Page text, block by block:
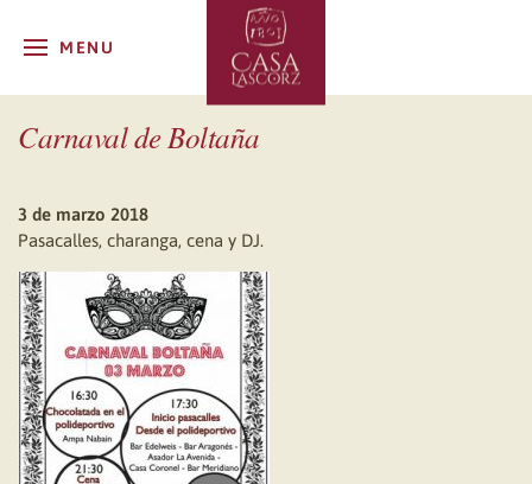
MENU
Carnaval de Boltaña
3 de marzo 2018
Pasacalles, charanga, cena y DJ.